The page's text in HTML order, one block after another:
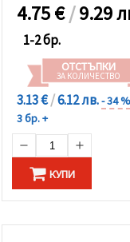
4.75€/9.29
1-2 бр.
ОТСТЪПКИ
ЗА КОЛИЧЕСТВО
3.13 €/6.12 лв.- 34 %
3 бр. +
КУПИ